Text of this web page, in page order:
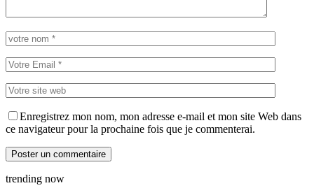
Enregistrez mon nom, mon adresse e-mail et mon site Web dans
ce navigateur pour la prochaine fois que je commenterai.
trending now